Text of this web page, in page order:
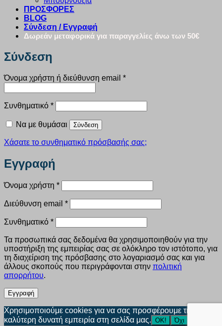
ΠΡΟΣΦΟΡΕΣ
BLOG
Σύνδεση / Εγγραφή
Δωρεάν μεταφορικά για παραγγελίες άνω των 50€
Σύνδεση
Όνομα χρήστη ή διεύθυνση email *Απαιτείται
Συνθηματικό *Απαιτείται
Να με θυμάσαι Σύνδεση
Χάσατε το συνθηματικό πρόσβασής σας;
Εγγραφή
Όνομα χρήστη *Απαιτείται
Διεύθυνση email *Απαιτείται
Συνθηματικό *Απαιτείται
Τα προσωπικά σας δεδομένα θα χρησιμοποιηθούν για την
υποστήριξη της εμπειρίας σας σε ολόκληρο τον ιστότοπο, για
τη διαχείριση της πρόσβασης στο λογαριασμό σας και για
άλλους σκοπούς που περιγράφονται στην πολιτική
απορρήτου.
Εγγραφή
Χρησιμοποιούμε cookies για να σας προσφέρουμε την
καλύτερη δυνατή εμπειρία στη σελίδα μας. ΟΚ! Όχι